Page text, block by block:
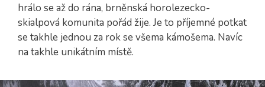
hrálo se až do rána, brněnská horolezecko-
skialpová komunita pořád žije. Je to příjemné potkat
se takhle jednou za rok se všema kámošema. Navíc
na takhle unikátním místě.